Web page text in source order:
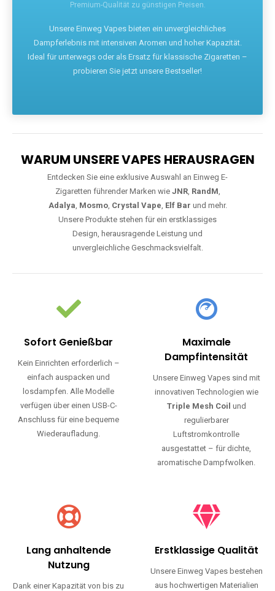
Premium-Qualität zu günstigen Preisen.
Unsere Einweg Vapes bieten ein unvergleichliches
Dampferlebnis mit intensiven Aromen und hoher Kapazität.
Ideal für unterwegs oder als Ersatz für klassische Zigaretten –
probieren Sie jetzt unsere Bestseller!
WARUM UNSERE VAPES HERAUSRAGEN
Entdecken Sie eine exklusive Auswahl an Einweg E-
Zigaretten führender Marken wie JNR, RandM,
Adalya, Mosmo, Crystal Vape, Elf Bar und mehr.
Unsere Produkte stehen für ein erstklassiges
Design, herausragende Leistung und
unvergleichliche Geschmacksvielfalt.
Sofort Genießbar
Kein Einrichten erforderlich –
einfach auspacken und
losdampfen. Alle Modelle
verfügen über einen USB-C-
Anschluss für eine bequeme
Wiederaufladung.
Maximale
Dampfintensität
Unsere Einweg Vapes sind mit
innovativen Technologien wie
Triple Mesh Coil und
regulierbarer
Luftstromkontrolle
ausgestattet – für dichte,
aromatische Dampfwolken.
Lang anhaltende
Nutzung
Dank einer Kapazität von bis zu
Erstklassige Qualität
Unsere Einweg Vapes bestehen
aus hochwertigen Materialien